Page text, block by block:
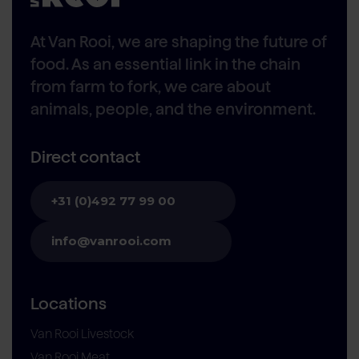
At Van Rooi, we are shaping the future of
food. As an essential link in the chain
from farm to fork, we care about
animals, people, and the environment.
Direct contact
+31 (0)492 77 99 00
info@vanrooi.com
Locations
Van Rooi Livestock